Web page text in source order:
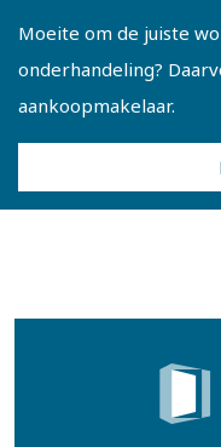
Moeite om de juiste
onderhandeling?
aankoopmakelaar.